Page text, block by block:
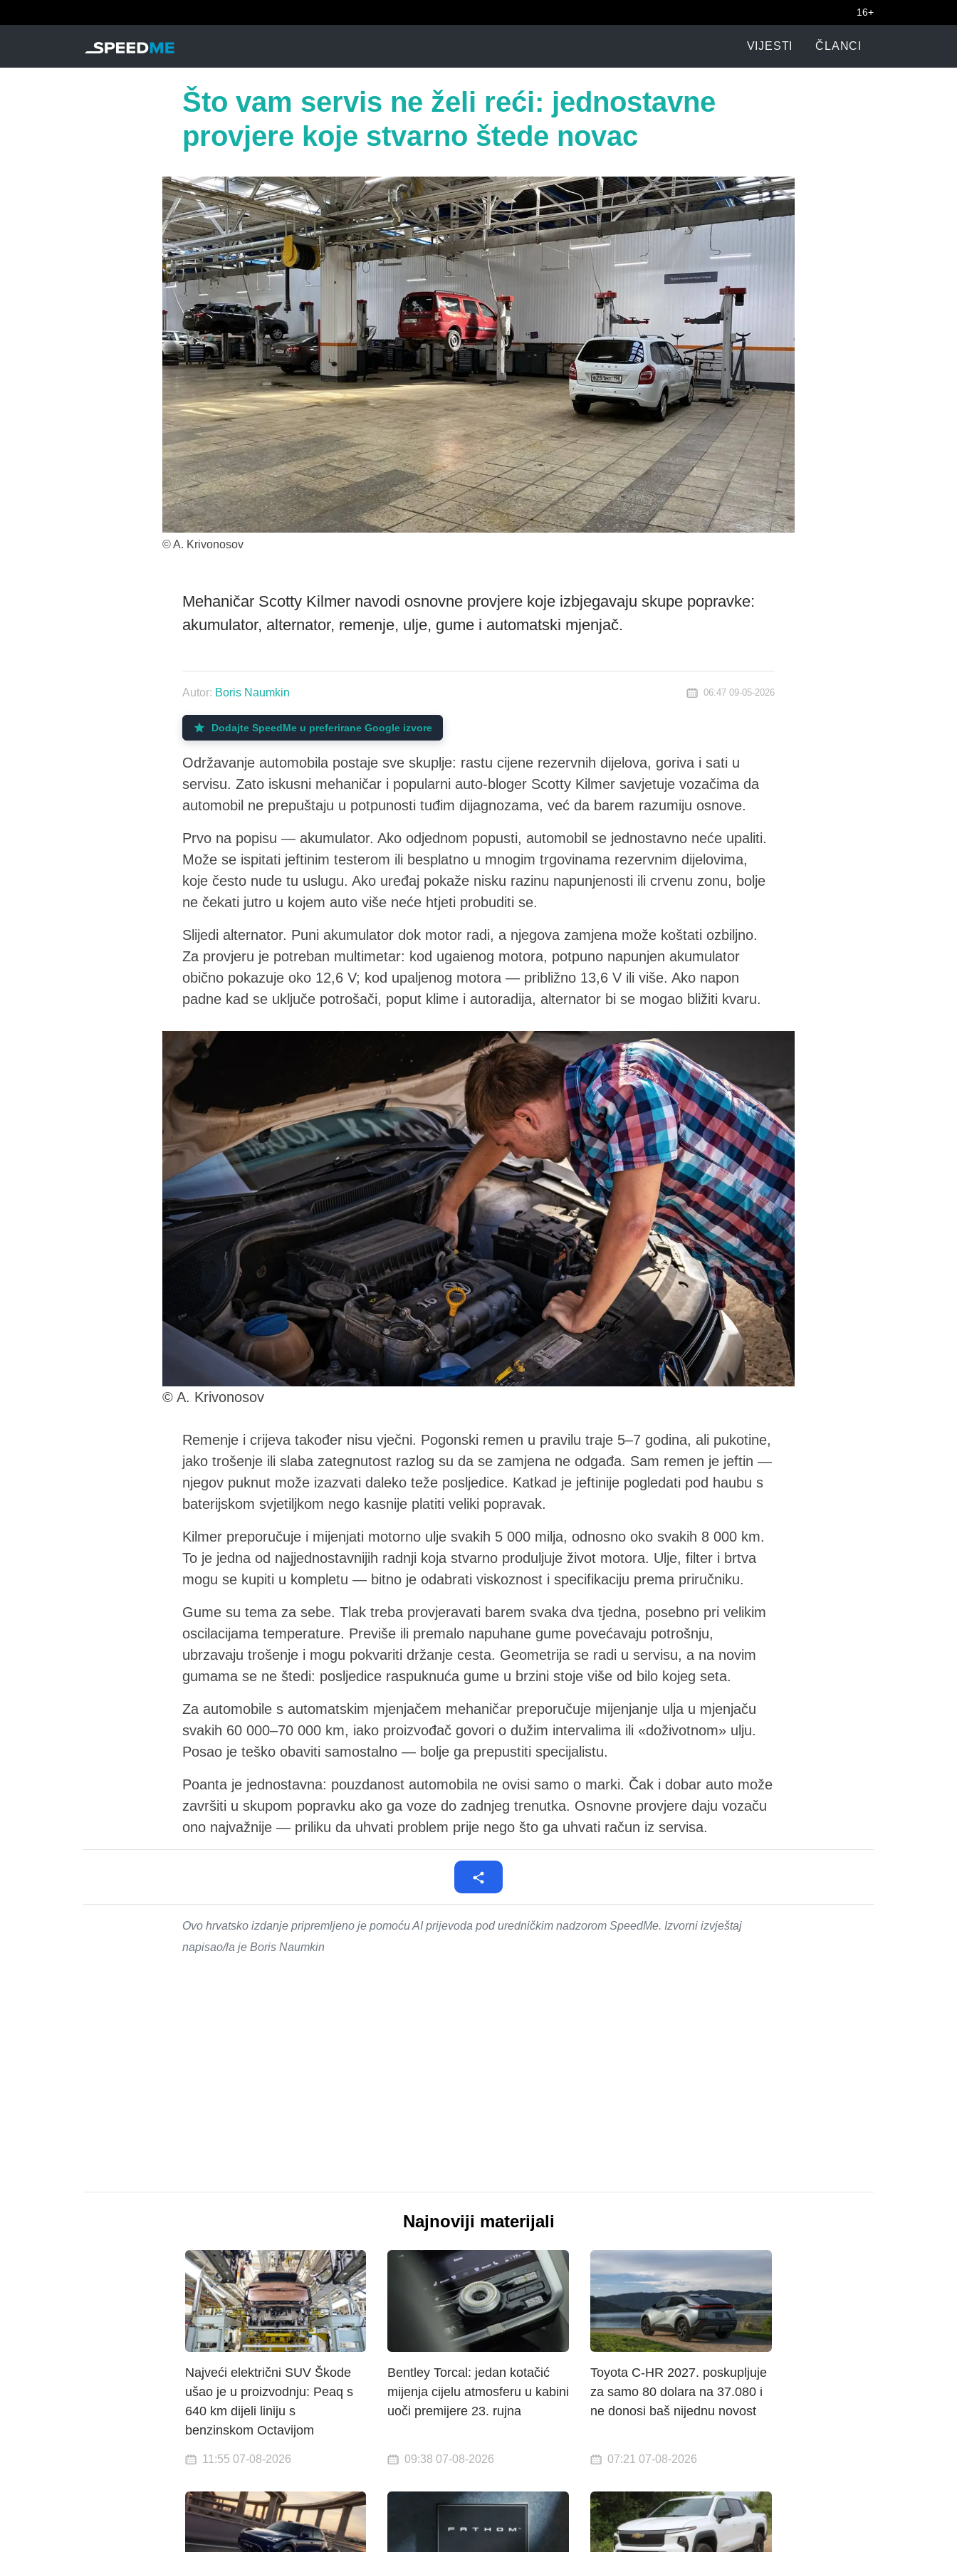
16+
VIJESTI ČLANCI
Što vam servis ne želi reći: jednostavne
provjere koje stvarno štede novac
© A. Krivonosov
Mehaničar Scotty Kilmer navodi osnovne provjere koje izbjegavaju skupe popravke:
akumulator, alternator, remenje, ulje, gume i automatski mjenjač.
Autor: Boris Naumkin 06:47 09-05-2026
Dodajte SpeedMe u preferirane Google izvore
Održavanje automobila postaje sve skuplje: rastu cijene rezervnih dijelova, goriva i sati u
servisu. Zato iskusni mehaničar i popularni auto-bloger Scotty Kilmer savjetuje vozačima da
automobil ne prepuštaju u potpunosti tuđim dijagnozama, već da barem razumiju osnove.
Prvo na popisu — akumulator. Ako odjednom popusti, automobil se jednostavno neće upaliti.
Može se ispitati jeftinim testerom ili besplatno u mnogim trgovinama rezervnim dijelovima,
koje često nude tu uslugu. Ako uređaj pokaže nisku razinu napunjenosti ili crvenu zonu, bolje
ne čekati jutro u kojem auto više neće htjeti probuditi se.
Slijedi alternator. Puni akumulator dok motor radi, a njegova zamjena može koštati ozbiljno.
Za provjeru je potreban multimetar: kod ugaienog motora, potpuno napunjen akumulator
obično pokazuje oko 12,6 V; kod upaljenog motora — približno 13,6 V ili više. Ako napon
padne kad se uključe potrošači, poput klime i autoradija, alternator bi se mogao bližiti kvaru.
© A. Krivonosov
Remenje i crijeva također nisu vječni. Pogonski remen u pravilu traje 5–7 godina, ali pukotine,
jako trošenje ili slaba zategnutost razlog su da se zamjena ne odgađa. Sam remen je jeftin —
njegov puknut može izazvati daleko teže posljedice. Katkad je jeftinije pogledati pod haubu s
baterijskom svjetiljkom nego kasnije platiti veliki popravak.
Kilmer preporučuje i mijenjati motorno ulje svakih 5 000 milja, odnosno oko svakih 8 000 km.
To je jedna od najjednostavnijih radnji koja stvarno produljuje život motora. Ulje, filter i brtva
mogu se kupiti u kompletu — bitno je odabrati viskoznost i specifikaciju prema priručniku.
Gume su tema za sebe. Tlak treba provjeravati barem svaka dva tjedna, posebno pri velikim
oscilacijama temperature. Previše ili premalo napuhane gume povećavaju potrošnju,
ubrzavaju trošenje i mogu pokvariti držanje cesta. Geometrija se radi u servisu, a na novim
gumama se ne štedi: posljedice raspuknuća gume u brzini stoje više od bilo kojeg seta.
Za automobile s automatskim mjenjačem mehaničar preporučuje mijenjanje ulja u mjenjaču
svakih 60 000–70 000 km, iako proizvođač govori o dužim intervalima ili «doživotnom» ulju.
Posao je teško obaviti samostalno — bolje ga prepustiti specijalistu.
Poanta je jednostavna: pouzdanost automobila ne ovisi samo o marki. Čak i dobar auto može
završiti u skupom popravku ako ga voze do zadnjeg trenutka. Osnovne provjere daju vozaču
ono najvažnije — priliku da uhvati problem prije nego što ga uhvati račun iz servisa.
Ovo hrvatsko izdanje pripremljeno je pomoću AI prijevoda pod uredničkim nadzorom SpeedMe. Izvorni izvještaj
napisao/la je Boris Naumkin
Najnoviji materijali
Najveći električni SUV Škode
ušao je u proizvodnju: Peaq s
640 km dijeli liniju s
benzinskom Octavijom
11:55 07-08-2026
Bentley Torcal: jedan kotačić
mijenja cijelu atmosferu u kabini
uoči premijere 23. rujna
09:38 07-08-2026
Toyota C-HR 2027. poskupljuje
za samo 80 dolara na 37.080 i
ne donosi baš nijednu novost
07:21 07-08-2026